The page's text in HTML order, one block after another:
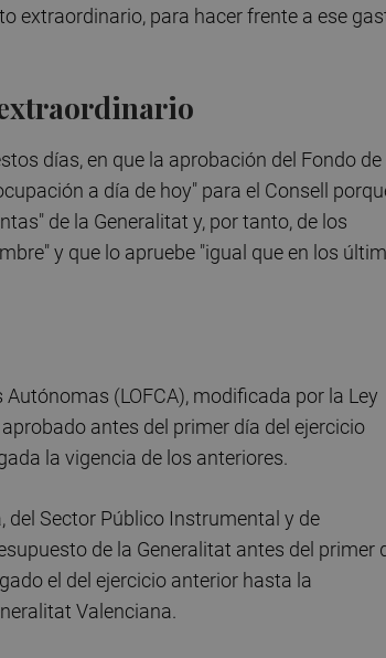
extraordinario, para hacer frente a ese
días, en que la aprobación del Fondo de
a día de hoy" para el Consell
de la Generalitat y, por tanto, de los
y que lo apruebe "igual que en los
(LOFCA), modificada por la Ley
antes del primer día del ejercicio
la vigencia de los anteriores.
del Sector Público Instrumental y de
de la Generalitat antes del primer
el del ejercicio anterior hasta la
Valenciana.